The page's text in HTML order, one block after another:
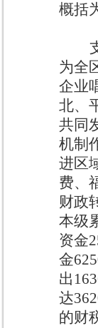
概括
为全
企业
北、
共同
机制
进区
费、
财政
本级
资金
金
出
达
的财